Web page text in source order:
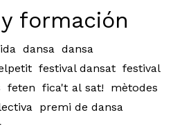
formación
dansa dansa
festival dansat festival
feten fica't al sat!
mètodes
premi de dansa